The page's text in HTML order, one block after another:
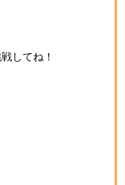
してね！